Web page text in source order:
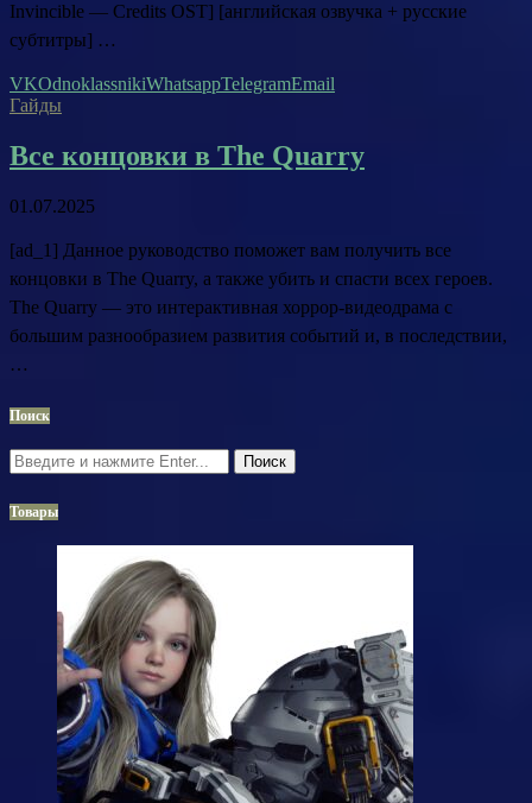
Invincible — Credits OST] [английская озвучка + русские
субтитры] …
VKOdnoklassnikiWhatsappTelegramEmail
Гайды
Все концовки в The Quarry
01.07.2025
[ad_1] Данное руководство поможет вам получить все
концовки в The Quarry, а также убить и спасти всех героев.
The Quarry — это интерактивная хоррор-видеодрама с
большим разнообразием развития событий и, в последствии,
…
Поиск
Поиск
Товары